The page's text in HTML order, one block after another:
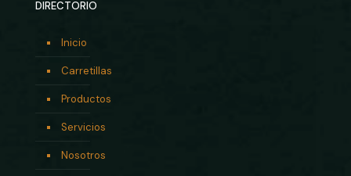
DIRECTORIO
Inicio
Carretillas
Productos
Servicios
Nosotros